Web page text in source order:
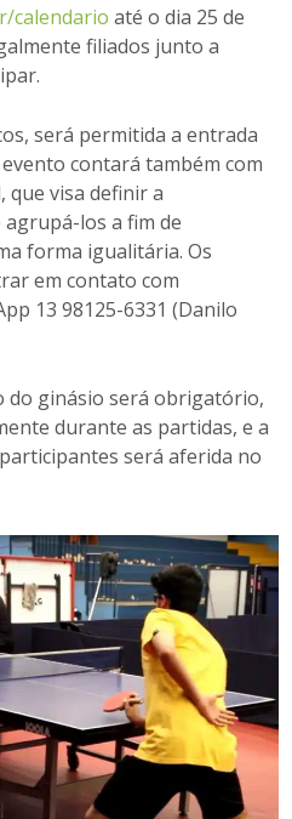
calendario até o dia 25 de
filiados junto a
será permitida a entrada
contará também com
que visa definir a
los a fim de
forma igualitária. Os
em contato com
13 98125-6331 (Danilo
do ginásio será obrigatório,
durante as partidas, e a
será aferida no